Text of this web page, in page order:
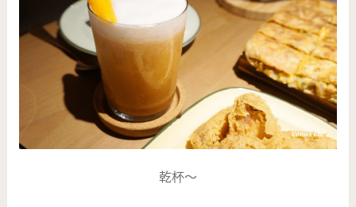
乾杯～